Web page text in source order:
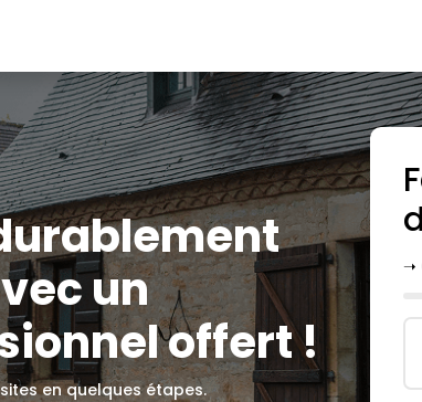
un
offert !
en quelques étapes.
➝